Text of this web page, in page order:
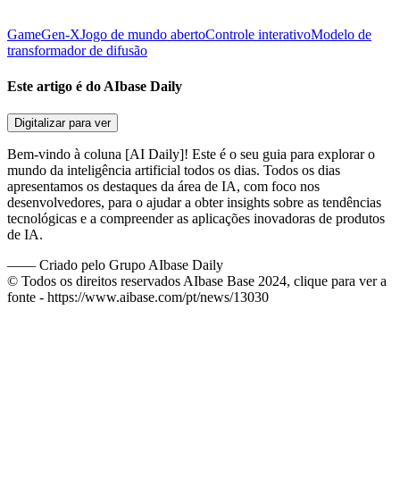
GameGen-XJogo de mundo abertoControle interativoModelo de
transformador de difusão
Este artigo é do AIbase Daily
Digitalizar para ver
Bem-vindo à coluna [AI Daily]! Este é o seu guia para explorar o
mundo da inteligência artificial todos os dias. Todos os dias
apresentamos os destaques da área de IA, com foco nos
desenvolvedores, para o ajudar a obter insights sobre as tendências
tecnológicas e a compreender as aplicações inovadoras de produtos
de IA.
—— Criado pelo Grupo AIbase Daily
© Todos os direitos reservados AIbase Base 2024, clique para ver a
fonte - https://www.aibase.com/pt/news/13030